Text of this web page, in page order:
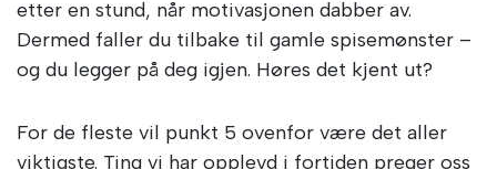
etter en stund, når motivasjonen dabber av.
Dermed faller du tilbake til gamle spisemønster –
og du legger på deg igjen. Høres det kjent ut?
For de fleste vil punkt 5 ovenfor være det aller
viktigste. Ting vi har opplevd i fortiden preger oss